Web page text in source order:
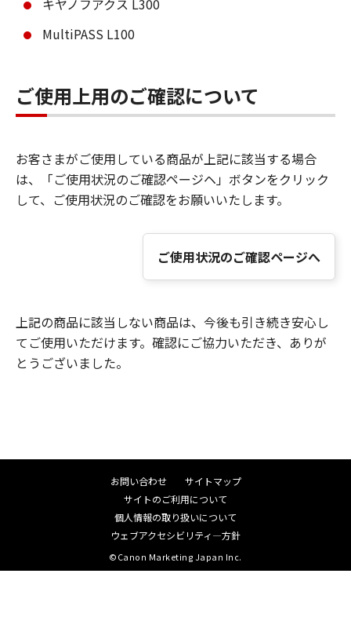
キヤノフアクス L300
MultiPASS L100
ご使用上用のご確認について
お客さまがご使用している商品が上記に該当する場合
は、「ご使用状況のご確認ページヘ」ボタンをクリック
して、ご使用状況のご確認をお願いいたします。
ご使用状況のご確認ページへ
上記の商品に該当しない商品は、今後も引き続き安心し
てご使用いただけます。確認にご協力いただき、ありが
とうございました。
お問い合わせ
サイトマップ
サイトのご利用について
個人情報の取り扱いについて
ウェブアクセシビリティ―方針
©Canon Marketing Japan Inc.